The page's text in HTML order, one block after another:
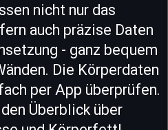
nicht nur das
auch präzise Daten
- ganz bequem
Die Körperdaten
per App überprüfen.
Überblick über